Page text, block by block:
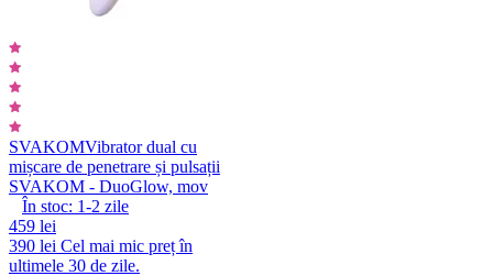
SVAKOMVibrator dual cu
mișcare de penetrare și pulsații
SVAKOM - DuoGlow, mov
În stoc: 1-2 zile
459 lei
390 lei Cel mai mic preț în
ultimele 30 de zile.